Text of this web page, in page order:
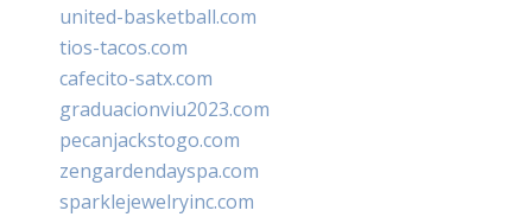
united-basketball.com
tios-tacos.com
cafecito-satx.com
graduacionviu2023.com
pecanjackstogo.com
zengardendayspa.com
sparklejewelryinc.com